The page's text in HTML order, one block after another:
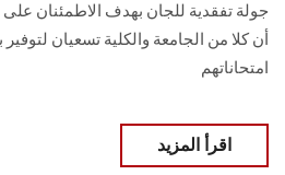
جولة تفقدية للجان بهدف الاطمئنان على
أن كلا من الجامعة والكلية تسعيان لتوفير
امتحاناتهم
اقرأ المزيد